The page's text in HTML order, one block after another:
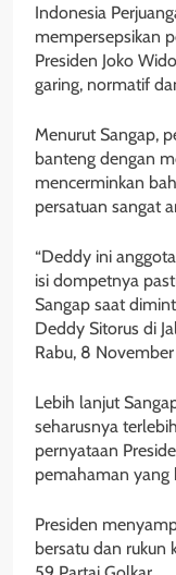
Indonesia
mempersepsikan
Presiden Joko
garing, normatif
Menurut Sangap,
banteng dengan
mencerminkan
persatuan sangat
“Deddy ini
isi dompetnya
Sangap saat
Deddy Sitorus di
Rabu, 8
Lebih lanjut
seharusnya
pernyataan
pemahaman yang
Presiden
bersatu dan rukun